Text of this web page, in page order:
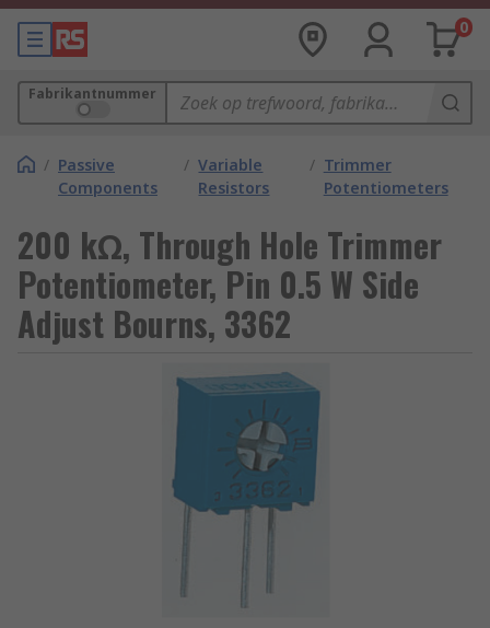
0
Fabrikantnummer
/ Passive
Components
/ Variable
Resistors
/ Trimmer
Potentiometers
200 kΩ, Through Hole Trimmer
Potentiometer, Pin 0.5 W Side
Adjust Bourns, 3362